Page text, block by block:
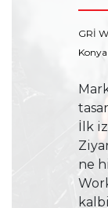
GRİ
İlk
ne